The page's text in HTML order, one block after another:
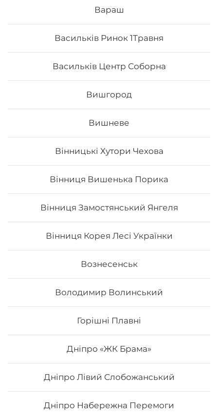
Вараш
Васильків Ринок 1Травня
Васильків Центр Соборна
Вишгород
Вишневе
Вінницькі Хутори Чехова
Вінниця Вишенька Порика
Вінниця Замостянський Янгеля
Вінниця Корея Лесі Українки
Вознесенськ
Володимир Волинський
Горішні Плавні
Дніпро «ЖК Брама»
Дніпро Лівий Слобожанський
Дніпро Набережна Перемоги
Ханамі
Вага: 266 г Склад: Рис, Соєвий папір, Авокадо, Вугор,
₴
Каліфорнія з маринованим